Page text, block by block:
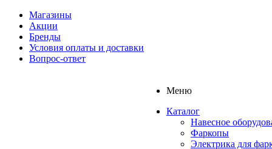
Магазины
Акции
Бренды
Условия оплаты и доставки
Вопрос-ответ
Меню
Каталог
Навесное
Фаркопы
Электрика для